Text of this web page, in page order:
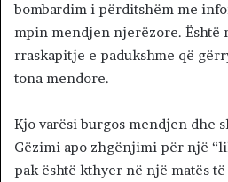
bombardim i përditshëm me
mpin mendjen njerëzore. Është
rraskapitje e padukshme që
tona mendore.
Kjo varësi burgos mendjen dhe
Gëzimi apo zhgënjimi për një
pak është kthyer në një matës